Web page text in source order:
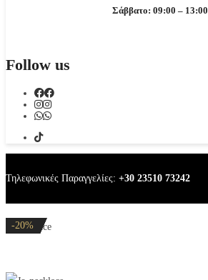
Σάββατο: 09:00 – 13:00
Follow us
Τηλεφωνικές Παραγγελίες: +30 23510 73242
Jo necklace
-20%
-20%
-20%
-20%
-20%